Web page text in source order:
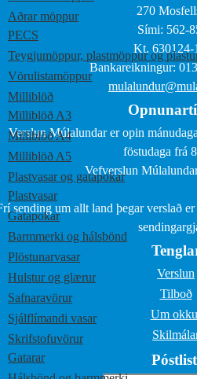
Aðrar möppur
PECS
Teygjumöppur, plastmöppur og
Vörulistamöppur
Milliblöð
Milliblöð A3
Milliblöð A4
Milliblöð A5
Plastvasar og gatapokar
Plastvasar
Gatapokar
Barmmerki og hálsbönd
Plöstunarvasar
Hulstur og glærur
Safnaravörur
Sjálflímandi vasar
Skrifstofuvörur
Gatarar
270
Sími: 562-
Kt. 630124-
Bankareikningur:
Verslun Múlalundar er opin
föstudaga frá
Vefverslun
sending um allt land þegar verslað
Verslun
Tilboð
Um